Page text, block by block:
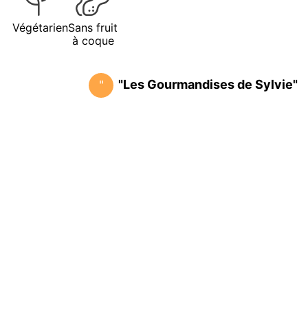
VégétarienSans fruit
à coque
" "Les Gourmandises de Sylvie"